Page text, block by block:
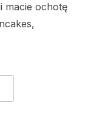
macie ochotę